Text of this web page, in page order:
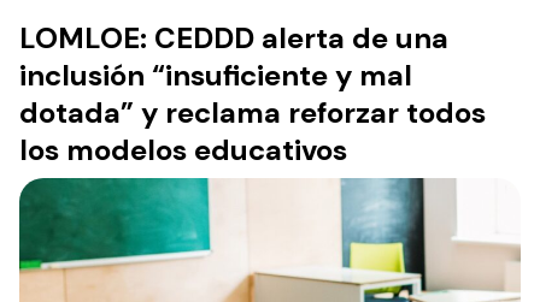
LOMLOE: CEDDD alerta de una
inclusión “insuficiente y mal
dotada” y reclama reforzar todos
los modelos educativos